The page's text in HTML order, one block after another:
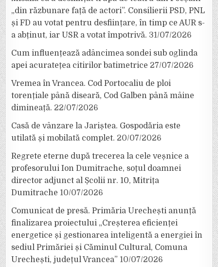
„din răzbunare față de actori”. Consilierii PSD, PNL
și FD au votat pentru desființare, în timp ce AUR s-
a abținut, iar USR a votat împotrivă. 31/07/2026
Cum influențează adâncimea sondei sub oglinda
apei acuratețea citirilor batimetrice 27/07/2026
Vremea în Vrancea. Cod Portocaliu de ploi
torențiale până diseară, Cod Galben până mâine
dimineață. 22/07/2026
Casă de vânzare la Jariștea. Gospodăria este
utilată și mobilată complet. 20/07/2026
Regrete eterne după trecerea la cele veșnice a
profesorului Ion Dumitrache, soțul doamnei
director adjunct al Școlii nr. 10, Mitrița
Dumitrache 10/07/2026
Comunicat de presă. Primăria Urechești anunță
finalizarea proiectului „Creșterea eficienței
energetice și gestionarea inteligentă a energiei în
sediul Primăriei și Căminul Cultural, Comuna
Urechești, județul Vrancea” 10/07/2026